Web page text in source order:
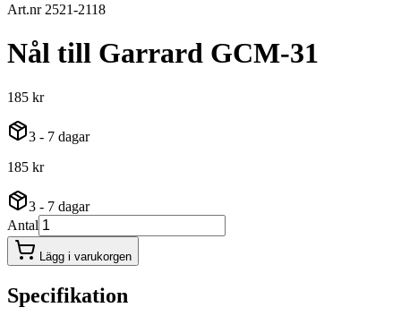
Art.nr 2521-2118
Nål till Garrard GCM-31
185 kr
3 - 7 dagar
185 kr
3 - 7 dagar
Antal
Lägg i varukorgen
Specifikation